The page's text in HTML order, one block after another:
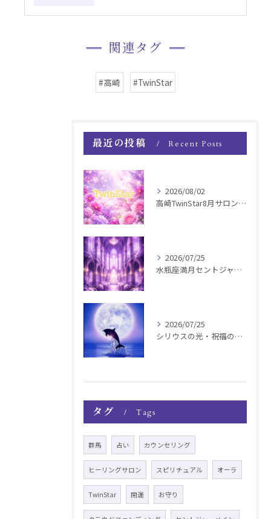
関連タグ
#高崎 #TwinStar
最近の投稿 Recent Posts
2026/08/02
高崎TwinStar8月サロンお知らせ
2026/07/25
水瓶座満月セントジャーメインGSVF遠隔お知らせ
2026/07/25
シリウスの光・祝福の波動チャージ遠隔お知らせ〜銀河新年〜
タグ Tags
群馬 占い カウンセリング
ヒーリングサロン スピリチュアル オーラ
TwinStar 開運 お守り